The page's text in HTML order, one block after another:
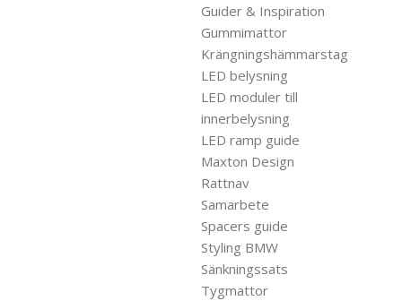
Guider & Inspiration
Gummimattor
Krängningshämmarstag
LED belysning
LED moduler till
innerbelysning
LED ramp guide
Maxton Design
Rattnav
Samarbete
Spacers guide
Styling BMW
Sänkningssats
Tygmattor